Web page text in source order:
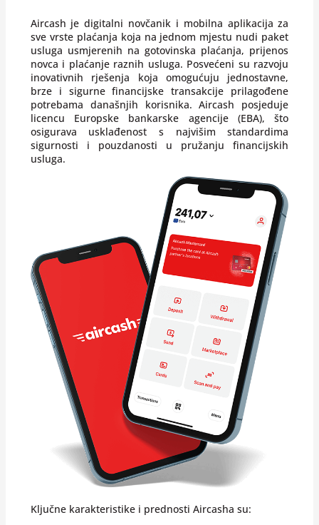
Aircash je digitalni novčanik i mobilna aplikacija za
sve vrste plaćanja koja na jednom mjestu nudi paket
usluga usmjerenih na gotovinska plaćanja, prijenos
novca i plaćanje raznih usluga. Posvećeni su razvoju
inovativnih rješenja koja omogućuju jednostavne,
brze i sigurne financijske transakcije prilagođene
potrebama današnjih korisnika. Aircash posjeduje
licencu Europske bankarske agencije (EBA), što
osigurava usklađenost s najvišim standardima
sigurnosti i pouzdanosti u pružanju financijskih
usluga.
Ključne karakteristike i prednosti Aircasha su: